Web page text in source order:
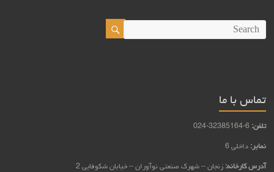
تماس با ما
تلفن:
نمابر: داخلی 6
آدرس کارخانه: زنجان – شهرک صنعتی نوآوران – خيابان شكوفايي 2